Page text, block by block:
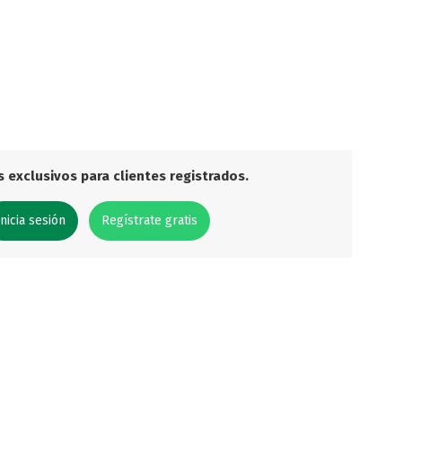
exclusivos para clientes registrados.
sesión Regístrate gratis